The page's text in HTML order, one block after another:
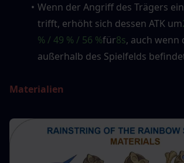
Wenn der Angriff des Trägers
trifft, erhöht sich dessen ATK um
% / 49 % / 56 %für8s, auch wenn
außerhalb des Spielfelds
Materialien